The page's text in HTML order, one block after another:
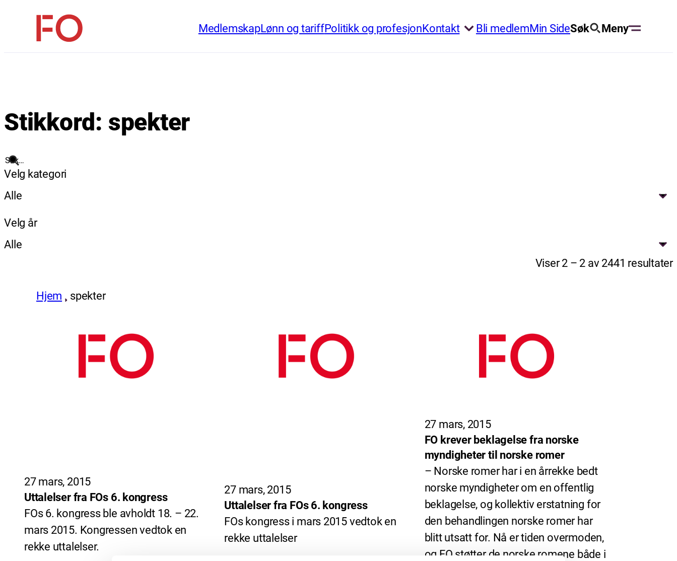
innholdFO
MedlemskapLønn og tariffPolitikk og profesjonKontakt Bli medlemMin SideSøk Meny
Stikkord: spekter
Søk
Velg kategori
Alle
Velg år
Alle
Viser 2 – 2 av 2441 resultater
Hjem spekter
27 mars, 2015
Uttalelser fra FOs 6. kongress
FOs 6. kongress ble avholdt 18. – 22.
mars 2015. Kongressen vedtok en
rekke uttalelser.
27 mars, 2015
Uttalelser fra FOs 6. kongress
FOs kongress i mars 2015 vedtok en
rekke uttalelser
27 mars, 2015
FO krever beklagelse fra norske
myndigheter til norske romer
– Norske romer har i en årrekke bedt
norske myndigheter om en offentlig
beklagelse, og kollektiv erstatning for
den behandlingen norske romer har
blitt utsatt for. Nå er tiden overmoden,
og FO støtter de norske romene både i